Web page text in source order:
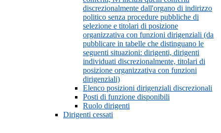
discrezionalmente dall'organo di indirizzo
politico senza procedure pubbliche di
selezione e titolari di posizione
organizzativa con funzioni dirigenziali (da
pubblicare in tabelle che distinguano le
seguenti situazioni: dirigenti, dirigenti
individuati discrezionalmente, titolari di
posizione organizzativa con funzioni
dirigenziali)
Elenco posizioni dirigenziali discrezionali
Posti di funzione disponibili
Ruolo dirigenti
Dirigenti cessati